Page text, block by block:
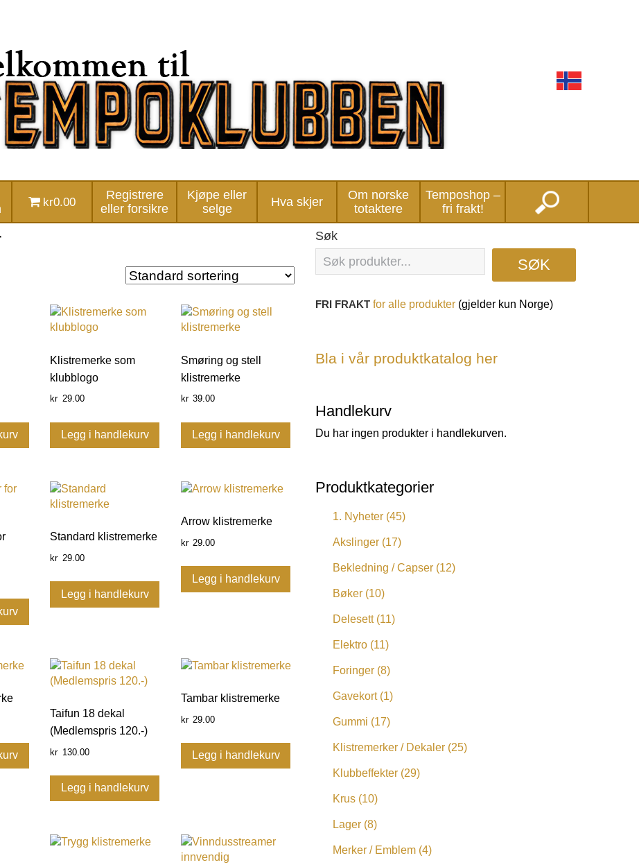
kr0.00
Registrere
eller forsikre
Kjøpe eller
selge
Hva skjer
Om norske
totaktere
Temposhop –
fri frakt!
Klistremerke som
klubblogo
kr 29.00
Legg i handlekurv
Smøring og stell
klistremerke
kr 39.00
Legg i handlekurv
Standard klistremerke
kr 29.00
Legg i handlekurv
Arrow klistremerke
kr 29.00
Legg i handlekurv
Taifun 18 dekal
(Medlemspris 120.-)
kr 130.00
Legg i handlekurv
Tambar klistremerke
kr 29.00
Legg i handlekurv
Søk
SØK
FRI FRAKT for alle produkter (gjelder kun Norge)
Bla i vår produktkatalog her
Handlekurv
Du har ingen produkter i handlekurven.
Produktkategorier
1. Nyheter (45)
Akslinger (17)
Bekledning / Capser (12)
Bøker (10)
Delesett (11)
Elektro (11)
Foringer (8)
Gavekort (1)
Gummi (17)
Klistremerker / Dekaler (25)
Klubbeffekter (29)
Krus (10)
Lager (8)
Merker / Emblem (4)